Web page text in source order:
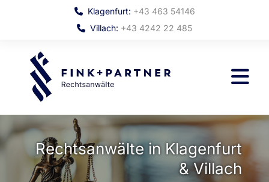
Klagenfurt: +43 463 54146
 Villach: +43 4242 22 485
Rechtsanwälte in Klagenfurt
& Villach